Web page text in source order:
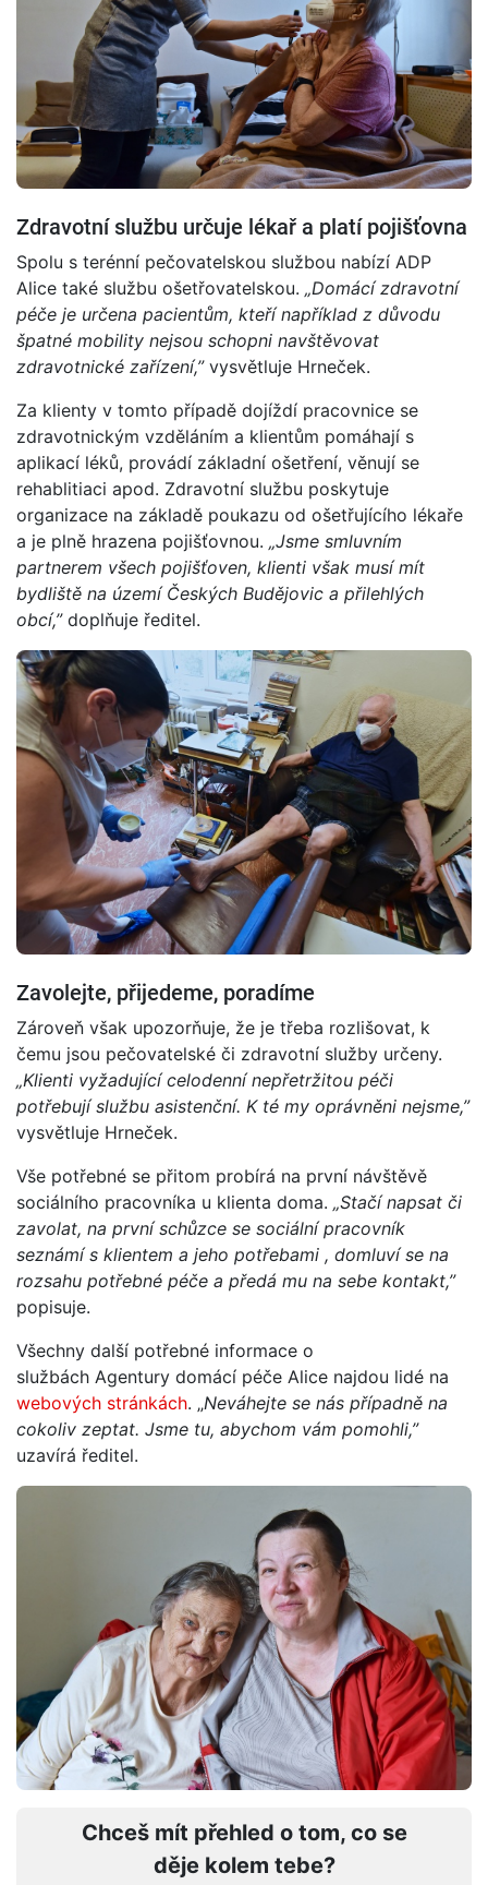
Zdravotní službu určuje lékař a platí pojišťovna
Spolu s terénní pečovatelskou službou nabízí ADP
Alice také službu ošetřovatelskou. „Domácí zdravotní
péče je určena pacientům, kteří například z důvodu
špatné mobility nejsou schopni navštěvovat
zdravotnické zařízení,”vysvětluje Hrneček.
Za klienty v tomto případě dojíždí pracovnice se
zdravotnickým vzděláním a klientům pomáhají s
aplikací léků, provádí základní ošetření, věnují se
rehablitiaci apod. Zdravotní službu poskytuje
organizace na základě poukazu od ošetřujícího lékaře
a je plně hrazena pojišťovnou. „Jsme smluvním
partnerem všech pojišťoven, klienti však musí mít
bydliště na území Českých Budějovic a přilehlých
obcí,”doplňuje ředitel.
Zavolejte, přijedeme, poradíme
Zároveň však upozorňuje, že je třeba rozlišovat, k
čemu jsou pečovatelské či zdravotní služby určeny.
„Klienti vyžadující celodenní nepřetržitou péči
potřebují službu asistenční. K té my oprávněni nejsme,”
vysvětluje Hrneček.
Vše potřebné se přitom probírá na první návštěvě
sociálního pracovníka u klienta doma. „Stačí napsat či
zavolat, na první schůzce se sociální pracovník
seznámí s klientem a jeho potřebami , domluví se na
rozsahu potřebné péče a předá mu na sebe kontakt,”
popisuje.
Všechny další potřebné informace o
službách Agentury domácí péče Alice najdou lidé na
webových stránkách. „Neváhejte se nás případně na
cokoliv zeptat. Jsme tu, abychom vám pomohli,”
uzavírá ředitel.
Chceš mít přehled o tom, co se
děje kolem tebe?